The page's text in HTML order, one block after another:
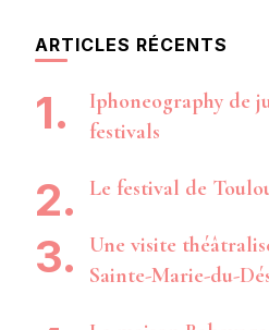
ARTICLES RÉCENTS
Iphoneography de
festivals
Le festival de
Une visite
Sainte-Marie-du-